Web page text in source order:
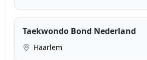
Taekwondo Bond Nederland
Haarlem